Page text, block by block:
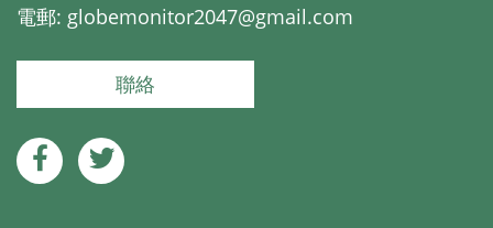
電郵: globemonitor2047@gmail.com
聯絡